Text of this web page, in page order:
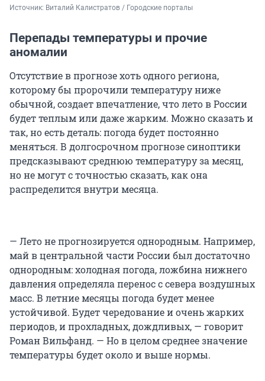
Источник: Виталий Калистратов / Городские порталы
Перепады температуры и прочие
аномалии
Отсутствие в прогнозе хоть одного региона,
которому бы пророчили температуру ниже
обычной, создает впечатление, что лето в России
будет теплым или даже жарким. Можно сказать и
так, но есть деталь: погода будет постоянно
меняться. В долгосрочном прогнозе синоптики
предсказывают среднюю температуру за месяц,
но не могут с точностью сказать, как она
распределится внутри месяца.
— Лето не прогнозируется однородным. Например,
май в центральной части России был достаточно
однородным: холодная погода, ложбина нижнего
давления определяла перенос с севера воздушных
масс. В летние месяцы погода будет менее
устойчивой. Будет чередование и очень жарких
периодов, и прохладных, дождливых, — говорит
Роман Вильфанд. — Но в целом среднее значение
температуры будет около и выше нормы.